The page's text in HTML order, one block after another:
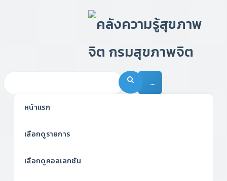
…
หน้าแรก
เลือกดูรายการ
เลือกดูคอลเลกชัน